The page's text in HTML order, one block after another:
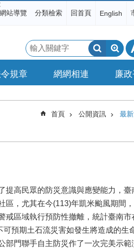
網站導覽 分類檢索 回首頁 English
搜
尋
規章 網網相連 廉
首頁 公開資訊 最
提高民眾的防災意識與應變能力，臺
區，尤其在今(113)年凱米颱風期間
戒區域執行預防性撤離，統計臺南市
預期土石流災害如發生將造成的生
部門聯手自主防災作了一次完美示範